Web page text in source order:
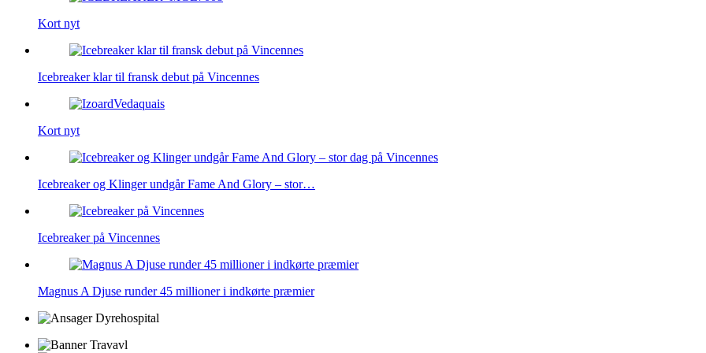
Kort nyt
Icebreaker klar til fransk debut på Vincennes
Kort nyt
Icebreaker og Klinger undgår Fame And Glory – stor…
Icebreaker på Vincennes
Magnus A Djuse runder 45 millioner i indkørte præmier